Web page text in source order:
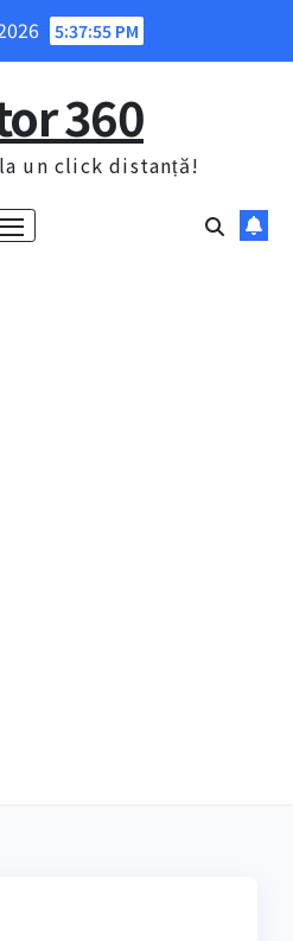
5:37:56 PM
360
un click distanță!